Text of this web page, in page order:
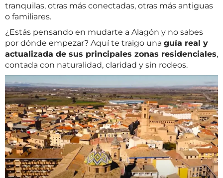
tranquilas, otras más conectadas, otras más antiguas
o familiares.
¿Estás pensando en mudarte a Alagón y no sabes
por dónde empezar? Aquí te traigo una guía real y
actualizada de sus principales zonas residenciales,
contada con naturalidad, claridad y sin rodeos.